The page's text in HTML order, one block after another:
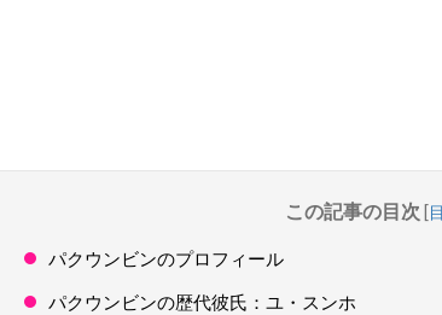
この記事の目次 [
パクウンビンのプロフィール
パクウンビンの歴代彼氏：ユ・スンホ